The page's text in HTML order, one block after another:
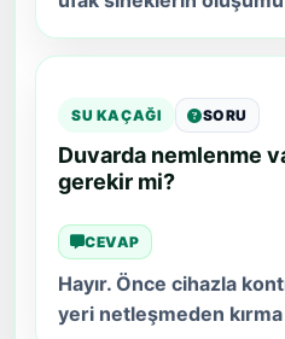
SU KAÇAĞI SORU
Duvarda nemlenme
gerekir mi?
CEVAP
Hayır. Önce cihazla
yeri netleşmeden